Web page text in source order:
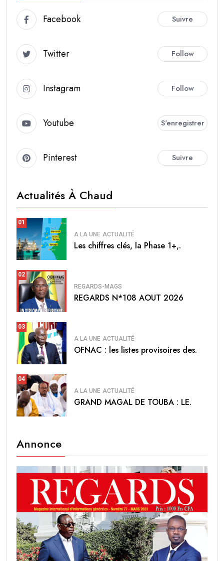
Facebook Suivre
Twitter Follow
Instagram Follow
Youtube S'enregistrer
Pinterest Suivre
Actualités À Chaud
01
A LA UNE ACTUALITÉ
Les chiffres clés, la Phase 1+,.
02
REGARDS-MAGS
REGARDS N*108 AOUT 2026
03
A LA UNE ACTUALITÉ
OFNAC : les listes provisoires des.
04
A LA UNE ACTUALITÉ
GRAND MAGAL DE TOUBA : LE.
Annonce